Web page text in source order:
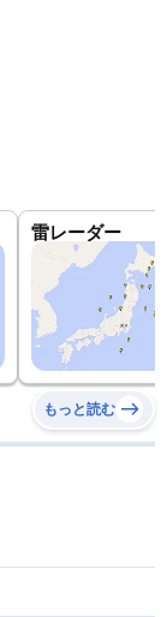
雷レーダー
もっと読む